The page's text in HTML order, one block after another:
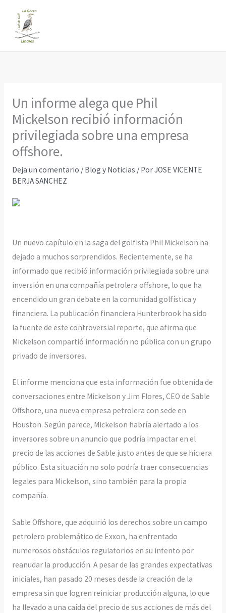
contenido
Un informe alega que Phil
Mickelson recibió información
privilegiada sobre una empresa
offshore.
Deja un comentario / Blog y Noticias / PorJOSE VICENTE
BERJA SANCHEZ
Un nuevo capítulo en la saga del golfista Phil Mickelson ha
dejado a muchos sorprendidos. Recientemente, se ha
informado que recibió información privilegiada sobre una
inversión en una compañía petrolera offshore, lo que ha
encendido un gran debate en la comunidad golfística y
financiera. La publicación financiera Hunterbrook ha sido
la fuente de este controversial reporte, que afirma que
Mickelson compartió información no pública con un grupo
privado de inversores.
El informe menciona que esta información fue obtenida de
conversaciones entre Mickelson y Jim Flores, CEO de Sable
Offshore, una nueva empresa petrolera con sede en
Houston. Según parece, Mickelson habría alertado a los
inversores sobre un anuncio que podría impactar en el
precio de las acciones de Sable justo antes de que se hiciera
público. Esta situación no solo podría traer consecuencias
legales para Mickelson, sino también para la propia
compañía.
Sable Offshore, que adquirió los derechos sobre un campo
petrolero problemático de Exxon, ha enfrentado
numerosos obstáculos regulatorios en su intento por
reanudar la producción. A pesar de las grandes expectativas
iniciales, han pasado 20 meses desde la creación de la
empresa sin que logren reiniciar producción alguna, lo que
ha llevado a una caída del precio de sus acciones de más del